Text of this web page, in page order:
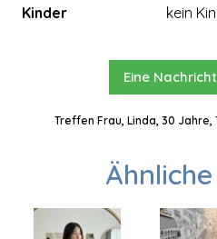
Kinder
kein
Eine
Treffen Frau, Linda, 30 Jahre,